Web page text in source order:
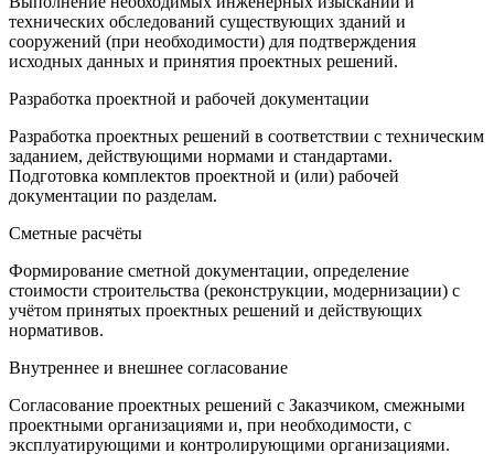
технических обследований существующих зданий и
сооружений (при необходимости) для подтверждения
исходных данных и принятия проектных решений.
Разработка проектной и рабочей документации
Разработка проектных решений в соответствии с техническим
заданием, действующими нормами и стандартами.
Подготовка комплектов проектной и (или) рабочей
документации по разделам.
Сметные расчёты
Формирование сметной документации, определение
стоимости строительства (реконструкции, модернизации) с
учётом принятых проектных решений и действующих
нормативов.
Внутреннее и внешнее согласование
Согласование проектных решений с Заказчиком, смежными
проектными организациями и, при необходимости, с
эксплуатирующими и контролирующими организациями.